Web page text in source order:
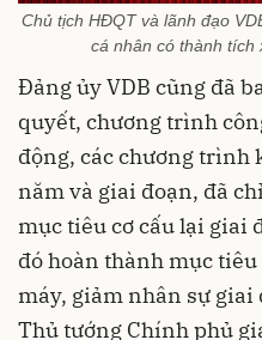
Chủ tịch HĐQT và lãnh đạo
cá nhân có thành tích
Đảng ủy VDB cũng đã
quyết, chương trình
động, các chương trình
năm và giai đoạn, đã
mục tiêu cơ cấu lại giai
đó hoàn thành mục
máy, giảm nhân sự
Thủ tướng Chính phủ